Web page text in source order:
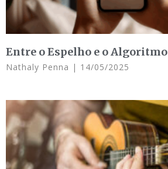
Entre o Espelho e o Algoritmo
Nathaly Penna 14/05/2025